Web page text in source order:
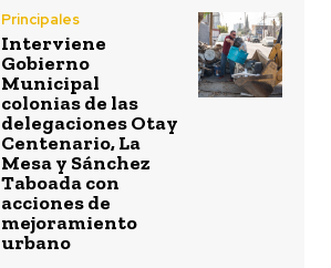
Principales
Interviene
Gobierno
Municipal
colonias de las
delegaciones Otay
Centenario, La
Mesa y Sánchez
Taboada con
acciones de
mejoramiento
urbano